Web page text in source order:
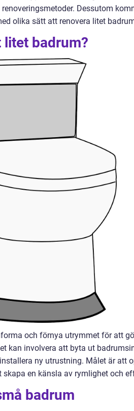
Dessutom
olika sätt att renovera litet
litet badrum?
och förnya utrymmet för att
kan involvera att byta ut
ny utrustning. Målet är att
en känsla av rymlighet och
badrum